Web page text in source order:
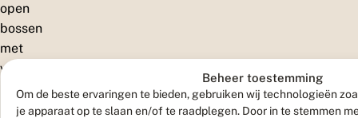
Beheer toestemming
Om de beste ervaringen te bieden, gebruiken wij technologieën
je apparaat op te slaan en/of te raadplegen. Door in te stemmen
open
bossen
met
voldoende
beschaduwde
plekjes